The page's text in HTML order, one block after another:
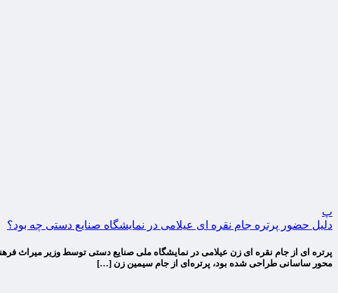
پ
دلیل حضور پرتره جام نقره ای عیلامی در نمایشگاه صنایع دستی چه بود؟
پرتره ای از جام نقره ای زن عیلامی در نمایشگاه ملی صنایع دستی توسط وزیر میراث
محور ساسانی طراحی شده بود، پرتره‌ای از جام سیمین زن […]